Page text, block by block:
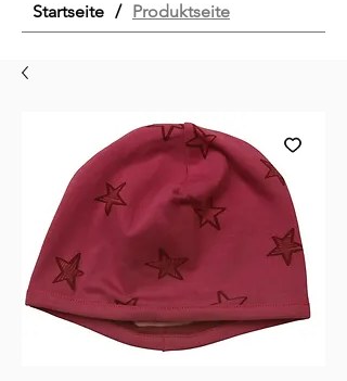
Startseite / Produktseite